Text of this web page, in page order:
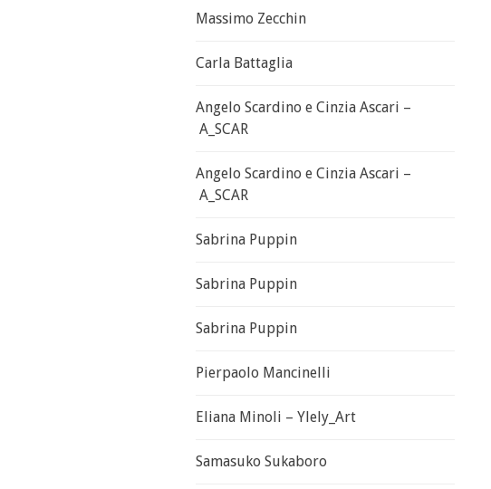
Massimo Zecchin
Carla Battaglia
Angelo Scardino e Cinzia Ascari –
A_SCAR
Angelo Scardino e Cinzia Ascari –
A_SCAR
Sabrina Puppin
Sabrina Puppin
Sabrina Puppin
Pierpaolo Mancinelli
Eliana Minoli – Ylely_Art
Samasuko Sukaboro